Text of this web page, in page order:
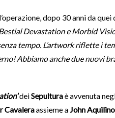
dopo 30 anni da quei
Devastation e Morbid
tempo. L’artwork riflette i
Abbiamo anche due nuovi
deiSepulturaè avvenuta
Cavaleraassieme aJohn Aquilino